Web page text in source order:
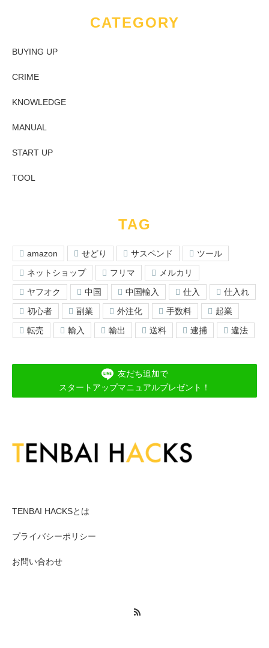
CATEGORY
BUYING UP
CRIME
KNOWLEDGE
MANUAL
START UP
TOOL
TAG
amazon せどり サスペンド
ツール
ネットショップ
フリマ
メルカリ
ヤフオク
中国 中国輸入 仕入
仕入れ
初心者
副業 外注化 手数料
起業
転売
輸入 輸出 送料 逮捕 違法
友だち追加で
スタートアップマニュアルプレゼント！
TENBAI HACKSとは
プライバシーポリシー
お問い合わせ